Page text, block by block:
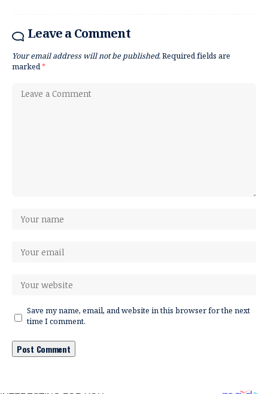
Leave a Comment
Your email address will not be published.Required fields are
marked*
Save my name, email, and website in this browser for the next
time I comment.